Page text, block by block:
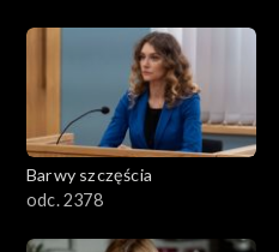
Barwy szczęścia
odc. 2378